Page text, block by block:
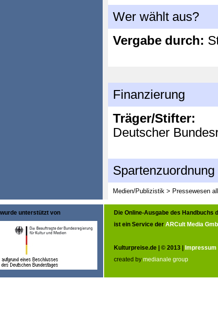
Wer wählt aus?
Vergabe durch:
Finanzierung
Träger/Stifter:
Deutscher
Spartenzuordnung
Medien/Publizistik > Pressewesen
wurde unterstützt von
Die Online-Ausgabe des Handbuchs
ist ein Service der ARCult Media
Kulturpreise.de | © 2013 | Impressum
created by medianale group